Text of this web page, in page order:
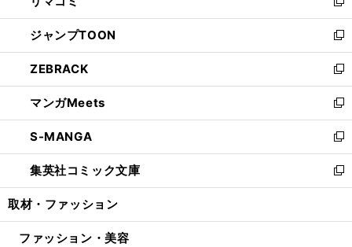
開
く
ウ
で
開
く
ィ
ン
ド
ウ
で
開
く
い
ウ
ィ
ン
ド
ウ
で
開
く
新
し
い
ウ
ィ
ン
ド
ウ
で
開
く
ジャンプTOON
新
し
い
ウ
ィ
ン
ド
ウ
で
開
ZEBRACK
新
し
い
ウ
ィ
ン
ド
ウ
開
マンガMeets
新
し
い
ウ
ィ
ン
ウ
S-MANGA
新
し
い
ウ
ン
集英社コミック文庫
新
し
ウ
取材・ファッション
ファッション・美容